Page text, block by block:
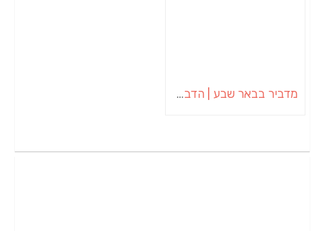
מדביר בבאר שבע | הדברה בבאר שבע | יוגב הדברות